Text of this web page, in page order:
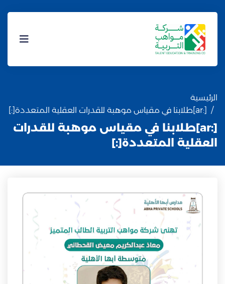
الرئيسية
[:ar]طلابنا في مقياس موهبة للقدرات العقلية المتعددة[:]
[:ar]طلابنا في مقياس موهبة للقدرات
العقلية المتعددة[:]